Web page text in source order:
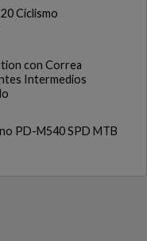
Ciclismo
con Correa
Intermedios
PD-M540 SPD MTB